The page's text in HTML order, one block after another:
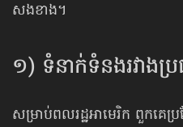
សងខាង។
១) ទំនាក់ទំនងរវាងប្
សម្រាប់ពលរដ្ឋអាមេរិក ពួកគេ